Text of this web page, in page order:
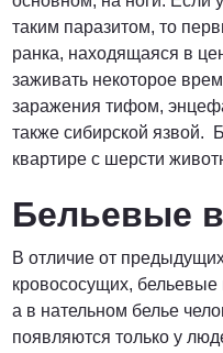
таким паразитом, то
ранка, находящаяся в
заживать некоторое
заражения тифом,
также сибирской язвой.
квартире с шерсти
Бельевые
В отличие от
кровососущих,
а в нательном белье
появляются только у